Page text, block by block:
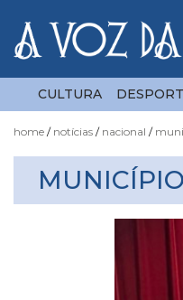
CULTURA
home notícias nacional